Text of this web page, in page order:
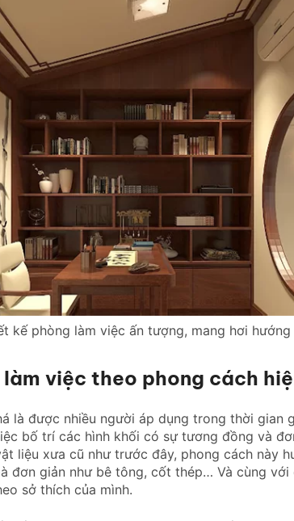
kế phòng làm việc ấn tượng, mang hơi
việc theo phong cách
là được nhiều người áp dụng trong thời gian
bố trí các hình khối có sự tương đồng và
liệu xưa cũ như trước đây, phong cách này
đơn giản như bê tông, cốt thép… Và cùng
sở thích của mình.